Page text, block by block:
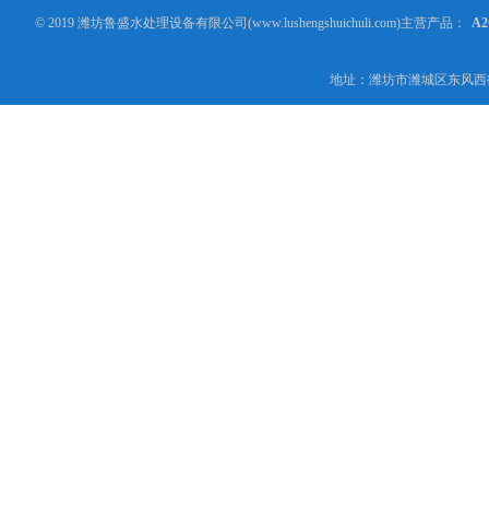
© 2019 潍坊鲁盛水处理设备有限公司(www.lushengshuichuli.com)主营产品：
地址：潍坊市潍城区东风